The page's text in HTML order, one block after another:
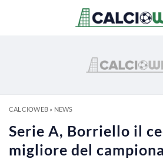
CALCIOWEB» NEWS
Serie A, Borriello il
migliore del